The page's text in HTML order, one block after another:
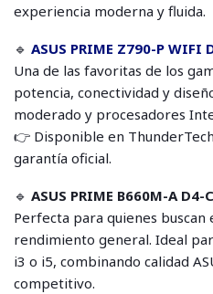
experiencia moderna y fluida.
🔹ASUS PRIME Z790-P WIFI
Una de las favoritas de los
potencia, conectividad y
moderado y procesadores
👉 Disponible en
garantía oficial.
🔹ASUS PRIME B660M-A D4-
Perfecta para quienes
rendimiento general. Ideal
i3 o i5, combinando calidad
competitivo.